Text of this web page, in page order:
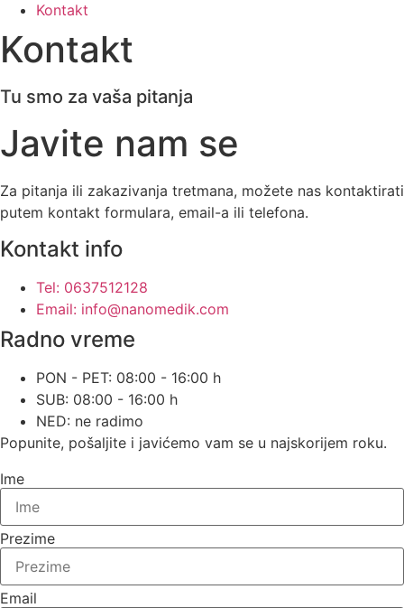
Kontakt
Kontakt
Tu smo za vaša pitanja
Javite nam se
Za pitanja ili zakazivanja tretmana, možete nas kontaktirati
putem kontakt formulara, email-a ili telefona.
Kontakt info
Tel: 0637512128
Email: info@nanomedik.com
Radno vreme
PON - PET: 08:00 - 16:00 h
SUB: 08:00 - 16:00 h
NED: ne radimo
Popunite, pošaljite i javićemo vam se u najskorijem roku.
Ime
Prezime
Email